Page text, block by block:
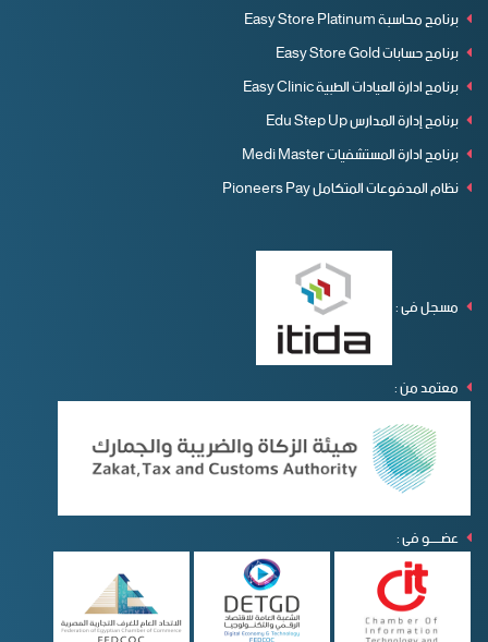
برنامج محاسبة Easy Store Platinum
برنامج حسابات Easy Store Gold
برنامج ادارة العيادات الطبية Easy Clinic
برنامج إدارة المدارس Edu Step Up
برنامج ادارة المستشفيات Medi Master
نظام المدفوعات المتكامل Pioneers Pay
مسجل فى :
معتمد من :
عضـــــو فى :